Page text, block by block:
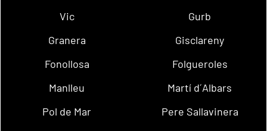
Vic
Gurb
Granera
Gisclareny
Fonollosa
Folgueroles
Manlleu
Martí d´Albars
Pol de Mar
Pere Sallavinera